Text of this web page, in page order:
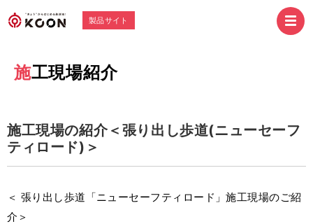
製品サイト
施工現場紹介
施工現場の紹介＜張り出し歩道(ニューセーフ
ティロード)＞
＜ 張り出し歩道「ニューセーフティロード」施工現場のご紹
介＞